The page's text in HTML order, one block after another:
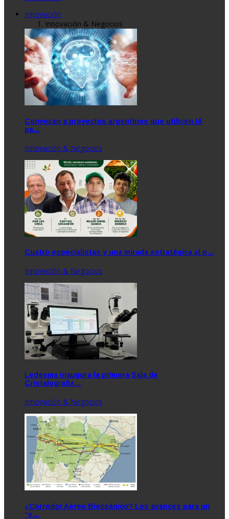
Innovación
Innovación & Negocios
Convocan a proyectos argentinos que utilicen IA
pa…
Innovación & Negocios
Cuatro especialistas y una mirada estratégica al p…
Innovación & Negocios
Ledesma inaugura la primera Sala de
Cristalografía…
Innovación & Negocios
¿Corredor Aéreo Bioceánico? Los avances para un
“e…